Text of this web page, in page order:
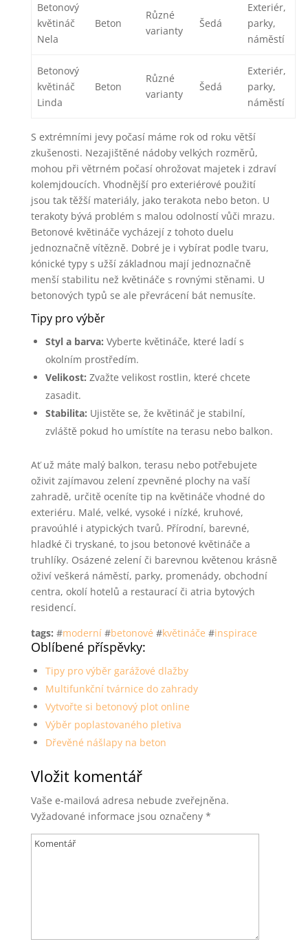
Betonový
květináč
Nela
Beton
Různé
varianty
Šedá
Exteriér,
parky,
náměstí
Betonový
květináč
Linda
Beton
Různé
varianty
Šedá
Exteriér,
parky,
náměstí
S extrémními jevy počasí máme rok od roku větší
zkušenosti. Nezajištěné nádoby velkých rozměrů,
mohou při větrném počasí ohrožovat majetek i zdraví
kolemjdoucích. Vhodnější pro exteriérové použití
jsou tak těžší materiály, jako terakota nebo beton. U
terakoty bývá problém s malou odolností vůči mrazu.
Betonové květináče vycházejí z tohoto duelu
jednoznačně vítězně. Dobré je i vybírat podle tvaru,
kónické typy s užší základnou mají jednoznačně
menší stabilitu než květináče s rovnými stěnami. U
betonových typů se ale převrácení bát nemusíte.
Tipy pro výběr
Styl a barva: Vyberte květináče, které ladí s
okolním prostředím.
Velikost: Zvažte velikost rostlin, které chcete
zasadit.
Stabilita: Ujistěte se, že květináč je stabilní,
zvláště pokud ho umístíte na terasu nebo balkon.
Ať už máte malý balkon, terasu nebo potřebujete
oživit zajímavou zelení zpevněné plochy na vaší
zahradě, určitě oceníte tip na květináče vhodné do
exteriéru. Malé, velké, vysoké i nízké, kruhové,
pravoúhlé i atypických tvarů. Přírodní, barevné,
hladké či tryskané, to jsou betonové květináče a
truhlíky. Osázené zelení či barevnou květenou krásně
oživí veškerá náměstí, parky, promenády, obchodní
centra, okolí hotelů a restaurací či atria bytových
residencí.
tags: #moderní#betonové #květináče #inspirace
Oblíbené příspěvky:
Tipy pro výběr garážové dlažby
Multifunkční tvárnice do zahrady
Vytvořte si betonový plot online
Výběr poplastovaného pletiva
Dřevěné nášlapy na beton
Vložit komentář
Vaše e-mailová adresa nebude zveřejněna.
Vyžadované informace jsou označeny *